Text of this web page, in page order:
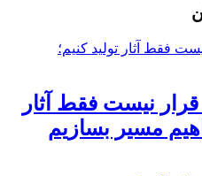
نیست فقط آثار
مسیر بسازیم